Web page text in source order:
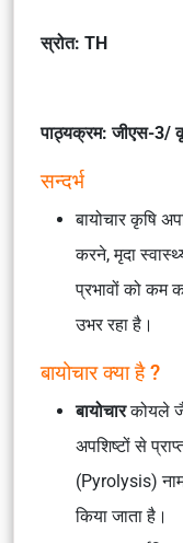
स्रोत: TH
पाठ्यक्रम: जीएस-3/
सन्दर्भ
बायोचार कृषि
करने, मृदा
प्रभावों को कम
उभर रहा है।
बायोचार क्या है ?
बायोचारकोयले
अपशिष्टों से
(Pyrolysis)
किया जाता है।